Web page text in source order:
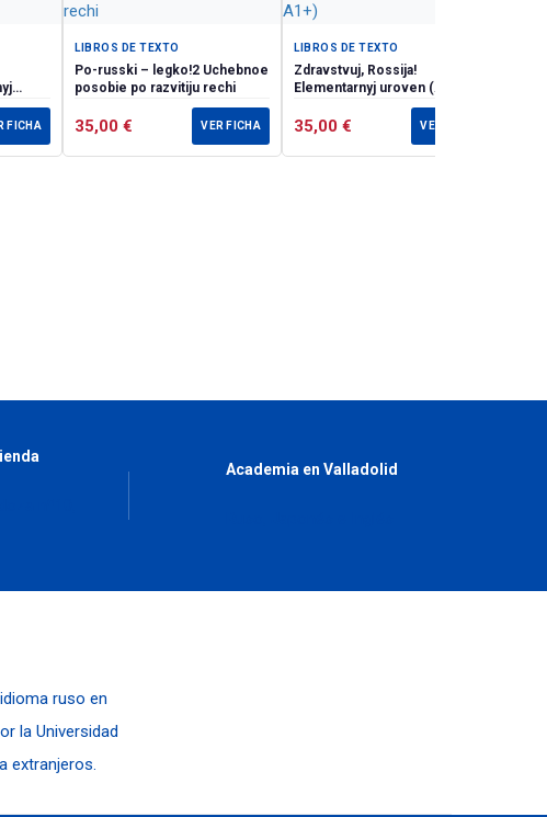
FICHA
LIBROS DE TEXTO
Po-russki – legko!2 Uchebnoe
posobie po razvitiju rechi
35,00 € VER FICHA
LIBROS DE TEXTO
Zdravstvuj, Rossija!
Elementarnyj uroven (А0–
35,00 € VER FICHA
Academia en Valladolid
ruso en
la Universidad
extranjeros.